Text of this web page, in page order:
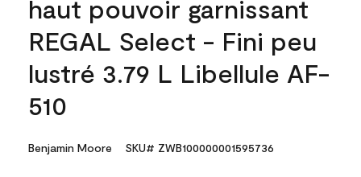
haut pouvoir garnissant
REGAL Select - Fini peu
lustré 3.79 L Libellule AF-
510
Benjamin Moore SKU# ZWB100000001595736